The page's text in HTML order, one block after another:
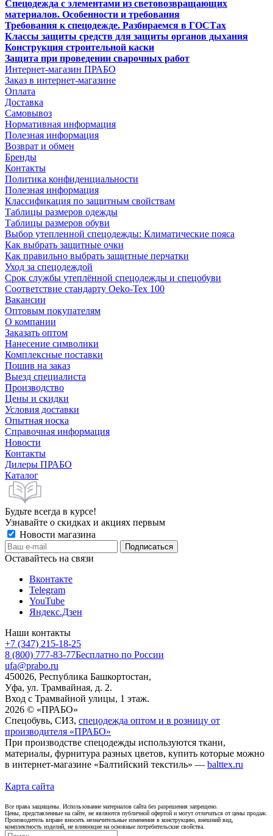
Спецодежда с элементами из световозвращающих
материалов. Особенности и требования
Требования к спецодежде. Разбираемся в ГОСТах
Классы защиты средств для защиты органов дыхания
Конструкция строительной каски
Защита при проведении сварочных работ
Интернет-магазин ПРАБО
Заказ в интернет-магазине
Оплата
Доставка
Самовывоз
Нормативная информация
Полезная информация
Возврат и обмен
Бренды
Контакты
Политика конфиденциальности
Полезная информация
Классификация по защитным свойствам
Таблицы размеров одежды
Таблицы размеров обуви
Выбор утепленной спецодежды: Климатические пояса
Как выбрать защитные очки
Как правильно выбрать защитные перчатки
Уход за спецодеждой
Срок службы утеплённой спецодежды и спецобуви
Соответствие стандарту Oeko-Tex 100
Вакансии
Оптовым покупателям
О компании
Заказать оптом
Нанесение символики
Комплексные поставки
Пошив на заказ
Выезд специалиста
Производство
Цены и скидки
Условия доставки
Опытная носка
Справочная информация
Новости
Контакты
Дилеры ПРАБО
Каталог
Будьте всегда в курсе!
Узнавайте о скидках и акциях первым
Новости магазина
Оставайтесь на связи
Вконтакте
Telegram
YouTube
Яндекс.Дзен
Наши контакты
+7 (347) 215-18-25
8 (800) 777-83-77Бесплатно по России
ufa@prabo.ru
450026, Республика Башкортостан,
Уфа, ул. Трамвайная, д. 2.
Вход с Трамвайной улицы, 1 этаж.
2026 © «ПРАБО»
Спецобувь, СИЗ, спецодежда оптом и в розницу от
производителя «ПРАБО»
При производстве спецодежды используются ткани,
материалы, фурнитура разных цветов, купить которые можно
в интернет-магазине «Балтийский текстиль» — balttex.ru
Карта сайта
Все права защищены. Использование материалов сайта без разрешения запрещено.
Цены, представленные на сайте, не являются публичной офертой и могут отличаться от цены продаж.
Производитель вправе вносить незначительные изменения в конструкцию, внешний вид,
комплектность изделий, не влияющие на основные потребительские свойства.